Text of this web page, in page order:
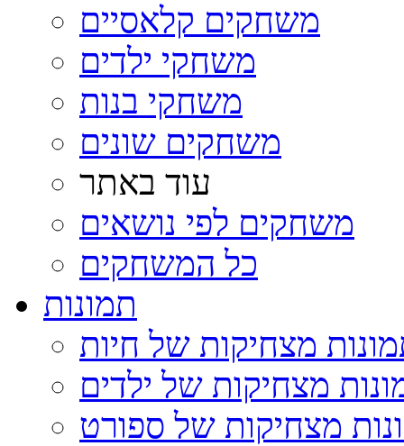
משחקים קלאסיים
משחקי ילדים
משחקי בנות
משחקים שונים
עוד באתר
משחקים לפי נושאים
כל המשחקים
תמונות
מצחיקות של חיות
מצחיקות של ילדים
מצחיקות של ספורט